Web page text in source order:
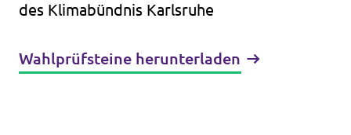
des Klimabündnis Karlsruhe
Wahlprüfsteine herunterladen